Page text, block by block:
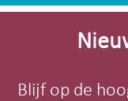
Site-
Blijf op de